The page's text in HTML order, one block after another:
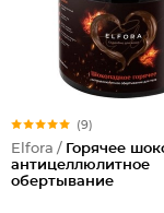
(9)
Elfora / Горячее
антицеллюлитное
обертывание